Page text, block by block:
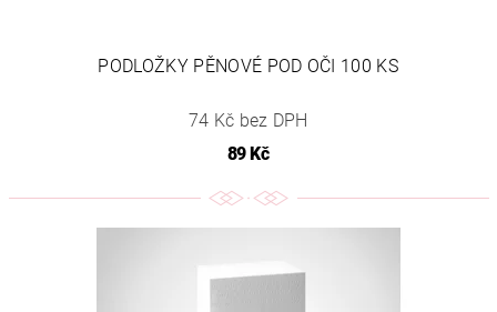
PODLOŽKY PĚNOVÉ POD OČI 100 KS
74 Kč bez DPH
89 Kč